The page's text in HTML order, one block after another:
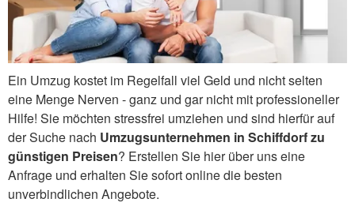
Ein Umzug kostet im Regelfall viel Geld und nicht selten
eine Menge Nerven - ganz und gar nicht mit professioneller
Hilfe! Sie möchten stressfrei umziehen und sind hierfür auf
der Suche nach Umzugsunternehmen in Schiffdorf zu
günstigen Preisen? Erstellen Sie hier über uns eine
Anfrage und erhalten Sie sofort online die besten
unverbindlichen Angebote.